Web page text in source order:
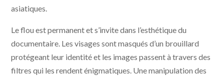
asiatiques.
Le flou est permanent et s’invite dans l’esthétique du
documentaire. Les visages sont masqués d’un brouillard
protégeant leur identité et les images passent à travers des
filtres qui les rendent énigmatiques. Une manipulation des